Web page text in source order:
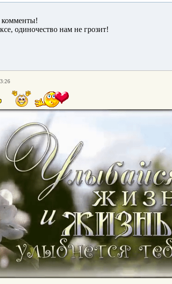
комменты!
одиночество нам не грозит!